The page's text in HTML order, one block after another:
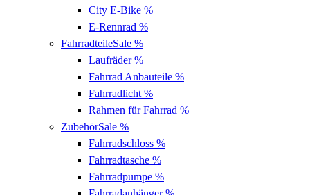
City E-Bike %
E-Rennrad %
FahrradteileSale %
Laufräder%
Fahrrad Anbauteile %
Fahrradlicht %
Rahmen für Fahrrad %
ZubehörSale %
Fahrradschloss %
Fahrradtasche %
Fahrradpumpe %